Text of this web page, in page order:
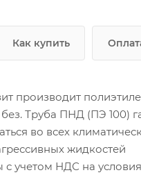
Как купить
производит
Труба ПНД (ПЭ 100)
во всех
жидкостей
учетом НДС на